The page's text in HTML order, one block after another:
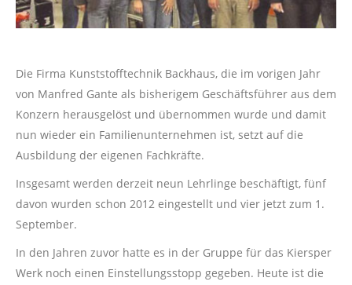
Die Firma Kunststofftechnik Backhaus, die im vorigen Jahr
von Manfred Gante als bisherigem Geschäftsführer aus dem
Konzern herausgelöst und übernommen wurde und damit
nun wieder ein Familienunternehmen ist, setzt auf die
Ausbildung der eigenen Fachkräfte.
Insgesamt werden derzeit neun Lehrlinge beschäftigt, fünf
davon wurden schon 2012 eingestellt und vier jetzt zum 1.
September.
In den Jahren zuvor hatte es in der Gruppe für das Kiersper
Werk noch einen Einstellungsstopp gegeben. Heute ist die